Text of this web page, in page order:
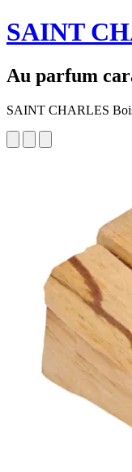
SAINT
Au parfum
SAINT CHARLES